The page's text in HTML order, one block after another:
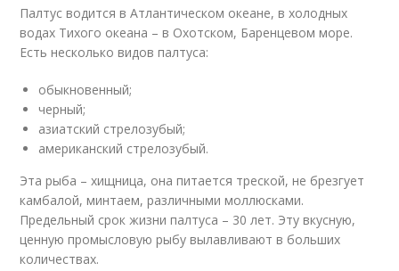
Палтус водится в Атлантическом океане, в холодных
водах Тихого океана – в Охотском, Баренцевом море.
Есть несколько видов палтуса:
обыкновенный;
черный;
азиатский стрелозубый;
американский стрелозубый.
Эта рыба – хищница, она питается треской, не брезгует
камбалой, минтаем, различными моллюсками.
Предельный срок жизни палтуса – 30 лет. Эту вкусную,
ценную промысловую рыбу вылавливают в больших
количествах.